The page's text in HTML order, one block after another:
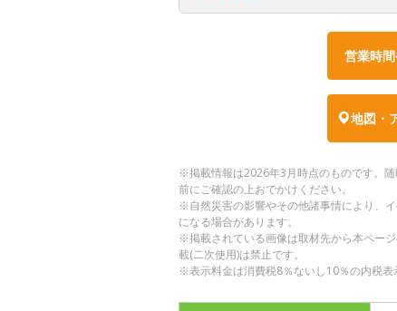
営業時
地図・
※掲載情報は2026年3月時点のものです。
前にご確認の上おでかけください。
※自然災害の影響やその他諸事情により、
になる場合があります。
※掲載されている画像は取材先から本ペー
載(二次使用)は禁止です。
※表示料金は消費税8％ないし10％の内税表